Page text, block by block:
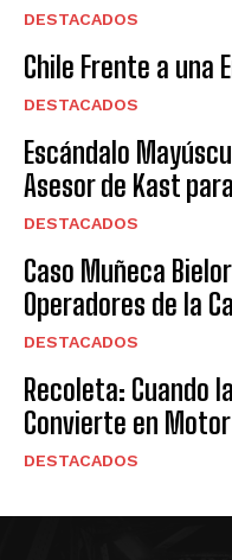
DESTACADOS
Chile Frente a una
DESTACADOS
Escándalo
Asesor de Kast
DESTACADOS
Caso Muñeca
Operadores de la
DESTACADOS
Recoleta: Cuando
Convierte en
DESTACADOS